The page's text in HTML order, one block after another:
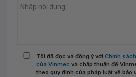
Tôi đã đọc và đồng ý với Chính
của Vinmec và chấp thuận để
theo quy định của pháp luật về bảo